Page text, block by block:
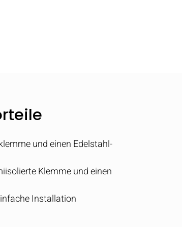
und einen Edelstahl-
Klemme und einen
Installation